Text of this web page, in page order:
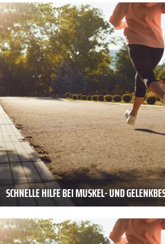
SCHNELLE HILFE BEI MUSKEL- UND